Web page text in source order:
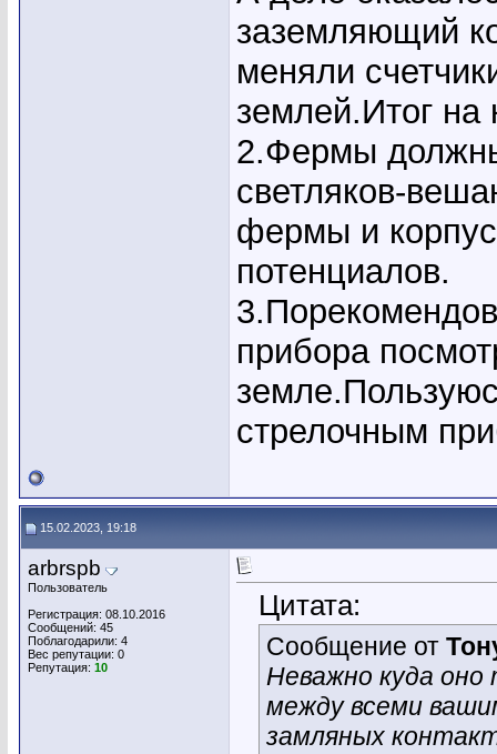
заземляющий
меняли
землей.Итог на
2.Фермы
светляков-
фермы и
потенциалов.
прибора
стрелочным
15.02.2023, 19:18
arbrspb
Пользователь
Регистрация: 08.10.2016
Сообщений: 45
Поблагодарили: 4
Вес репутации: 0
Репутация: 10
Цитата:
Сообщение от
Неважно куда
между всеми
замляных